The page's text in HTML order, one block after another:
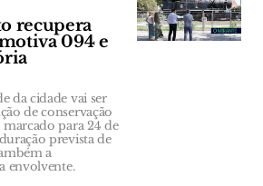
recupera
094 e
da cidade vai ser
de conservação
para 24 de
prevista de
a
envolvente.